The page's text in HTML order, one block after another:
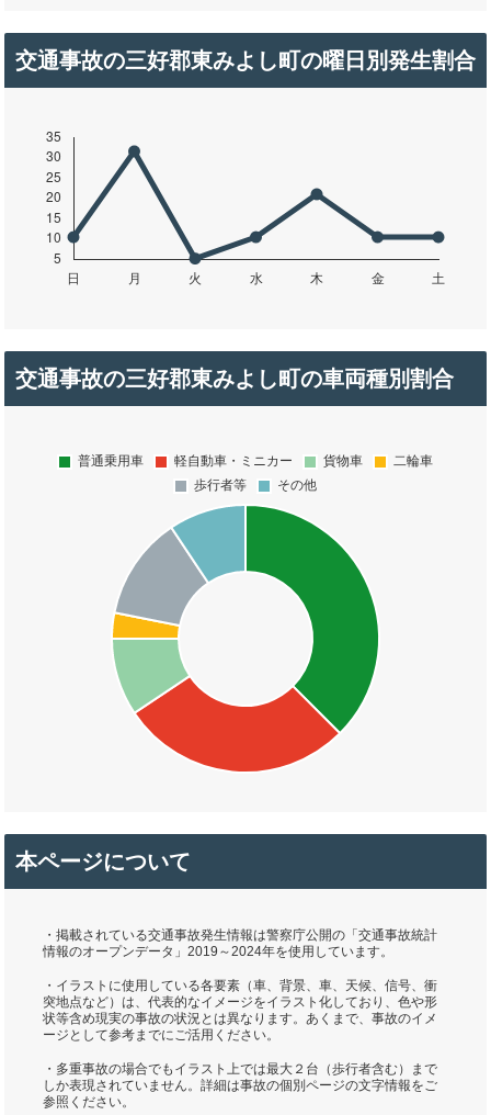
交通事故の三好郡東みよし町の曜日別発生割合
交通事故の三好郡東みよし町の車両種別割合
本ページについて
・掲載されている交通事故発生情報は警察庁公開の「交通事故統計
情報のオープンデータ」2019～2024年を使用しています。
・イラストに使用している各要素（車、背景、車、天候、信号、衝
突地点など）は、代表的なイメージをイラスト化しており、色や形
状等含め現実の事故の状況とは異なります。あくまで、事故のイメ
ージとして参考までにご活用ください。
・多重事故の場合でもイラスト上では最大２台（歩行者含む）まで
しか表現されていません。詳細は事故の個別ページの文字情報をご
参照ください。